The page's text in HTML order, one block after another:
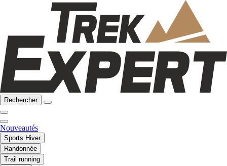
Rechercher
Nouveautés
Sports Hiver
Randonnée
Trail running